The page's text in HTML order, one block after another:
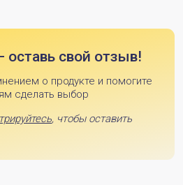
свой отзыв!
о продукте и помогите
сделать выбор
, чтобы оставить